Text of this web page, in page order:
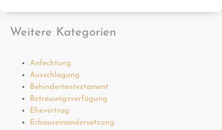
Weitere Kategorien
Anfechtung
Ausschlagung
Behindertentestament
Betreuungsverfügung
Ehevertrag
Erbauseinandersetzung